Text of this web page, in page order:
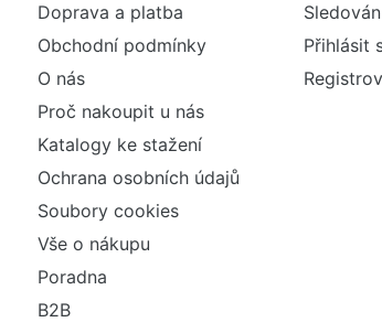
Doprava a platba
Obchodní podmínky
O nás
Proč nakoupit u nás
Katalogy ke stažení
Ochrana osobních údajů
Soubory cookies
Vše o nákupu
Poradna
B2B
Přihlásit